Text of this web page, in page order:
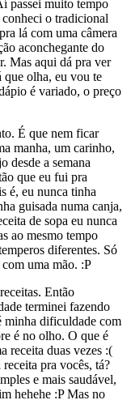
passei muito tempo
o tradicional
lá com uma câmera
aconchegante do
Mas aqui dá pra ver
que olha, eu vou te
é variado, o preço
É que nem ficar
manha, um carinho,
desde a semana
que eu fui pra
é, eu nunca tinha
guisada numa canja,
de sopa eu nunca
ao mesmo tempo
diferentes. Só
uma mão. :P
Então
terminei fazendo
minha dificuldade com
é no olho. O que é
receita duas vezes :(
pra vocês, tá?
e mais saudável,
hehehe :P Mas no